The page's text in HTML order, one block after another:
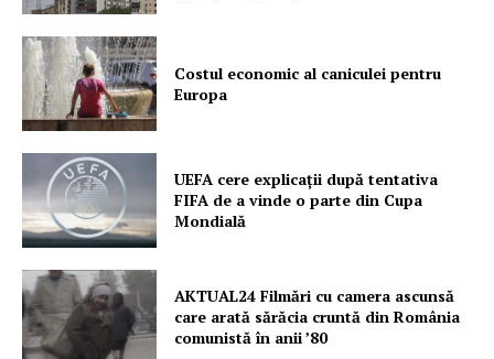
Costul economic al caniculei pentru
Europa
UEFA cere explicații după tentativa
FIFA de a vinde o parte din Cupa
Mondială
AKTUAL24 Filmări cu camera ascunsă
care arată sărăcia cruntă din România
comunistă în anii ’80